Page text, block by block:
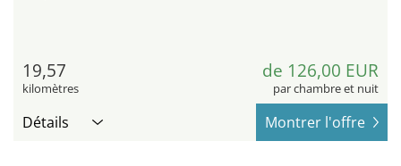
19,57
kilomètres
de 126,00 EUR
par chambre et nuit
Détails Montrer l'offre